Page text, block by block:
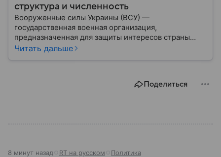
структура и численность
Вооруженные силы Украины (ВСУ) —
государственная военная организация,
предназначенная для защиты интересов страны
военным путем. Была создана после
Читать дальше
Поделиться
8 минут назад RT на русском Политика